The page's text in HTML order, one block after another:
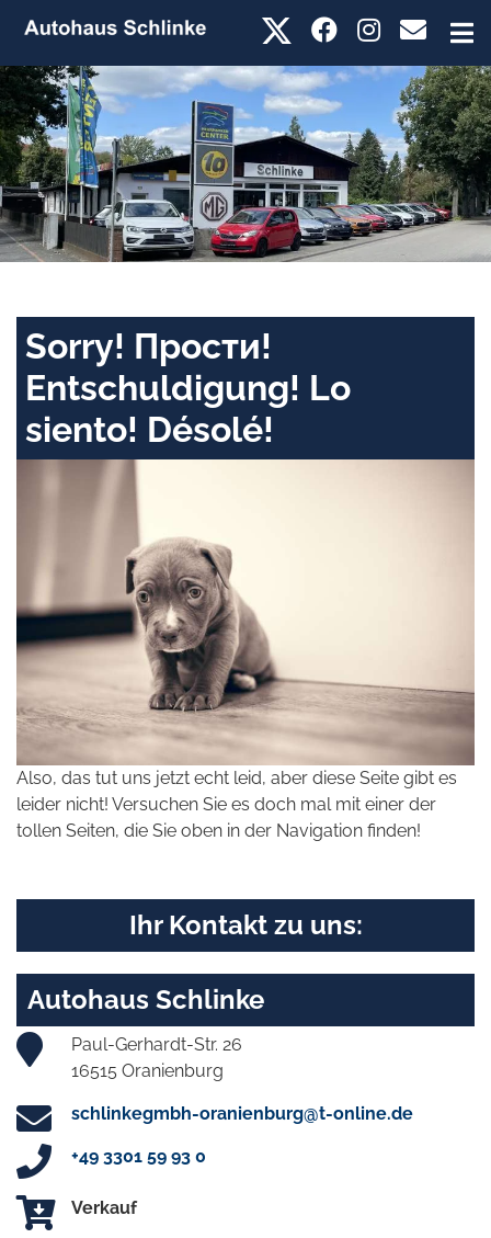
Sorry! Прости!
Entschuldigung! Lo
siento! Désolé!
Also, das tut uns jetzt echt leid, aber diese Seite gibt es
leider nicht! Versuchen Sie es doch mal mit einer der
tollen Seiten, die Sie oben in der Navigation finden!
Ihr Kontakt zu uns:
Autohaus Schlinke
Paul-Gerhardt-Str. 26
16515 Oranienburg
schlinkegmbh-oranienburg@t-online.de
+49 3301 59 93 0
Verkauf